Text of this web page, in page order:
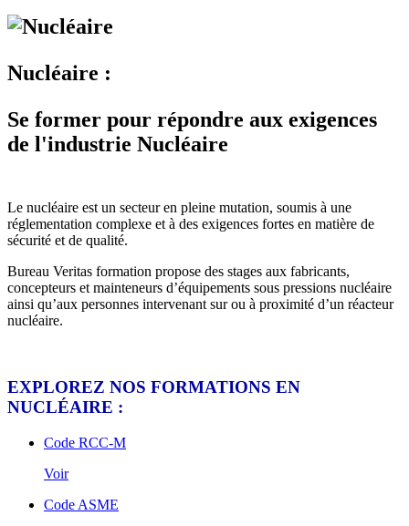
Nucléaire :
Se former pour répondre aux exigences
de l'industrie Nucléaire
Le nucléaire est un secteur en pleine mutation, soumis à une
réglementation complexe et à des exigences fortes en matière de
sécurité et de qualité.
Bureau Veritas formation propose des stages aux fabricants,
concepteurs et mainteneurs d’équipements sous pressions nucléaire
ainsi qu’aux personnes intervenant sur ou à proximité d’un réacteur
nucléaire.
EXPLOREZ NOS FORMATIONS EN
NUCLÉAIRE :
Code RCC-M
Voir
Code ASME